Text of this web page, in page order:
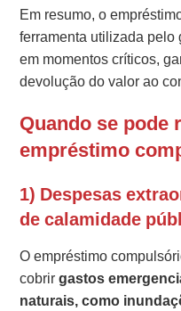
Em resumo, o
ferramenta utilizada
em momentos críticos,
devolução do valor ao
Quando se pode
empréstimo
1) Despesas
de calamidade
O empréstimo
cobrirgastos
naturais, como